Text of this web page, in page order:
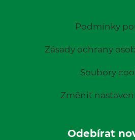
Podmínky
Zásady ochrany
Soubory
Změnit
Odebírat